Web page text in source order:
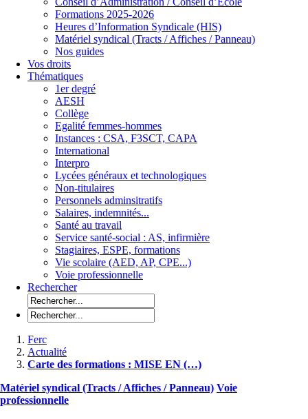
Formations 2025-2026
Heures d’Information Syndicale (HIS)
Matériel syndical (Tracts / Affiches / Panneau)
Nos guides
Vos droits
Thématiques
1er degré
AESH
Collège
Egalité femmes-hommes
Instances : CSA, F3SCT, CAPA
International
Interpro
Lycées généraux et technologiques
Non-titulaires
Personnels adminsitratifs
Salaires, indemnités...
Santé au travail
Service santé-social : AS, infirmière
Stagiaires, ESPE, formations
Vie scolaire (AED, AP, CPE...)
Voie professionnelle
Rechercher
Ferc
Actualité
Carte des formations : MISE EN (…)
Matériel syndical (Tracts / Affiches / Panneau) Voie
professionnelle